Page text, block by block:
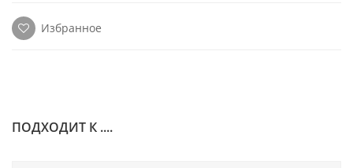
Избранное
ПОДХОДИТ К ....